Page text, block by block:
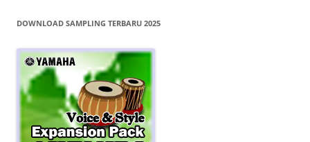
DOWNLOAD SAMPLING TERBARU 2025